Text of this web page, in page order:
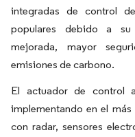
integradas de control
populares debido a su
mejorada, mayor
emisiones de carbono.
El actuador de control
implementando en el
con radar, sensores